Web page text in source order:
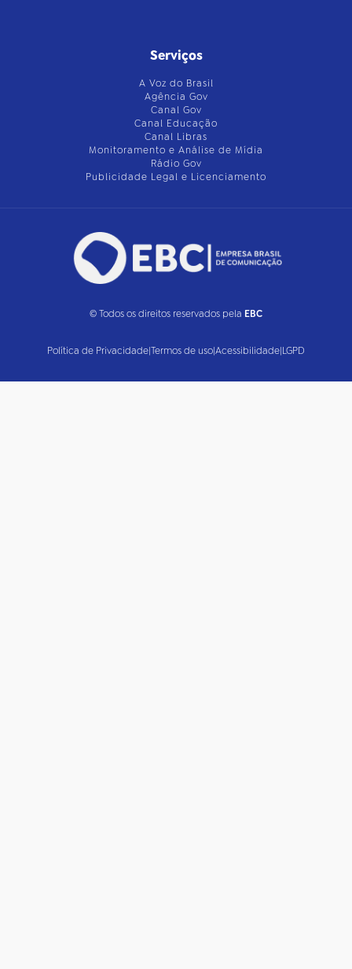
Serviços
A Voz do Brasil
Agência Gov
Canal Gov
Canal Educação
Canal Libras
Monitoramento e Análise de Mídia
Rádio Gov
Publicidade Legal e Licenciamento
© Todos os direitos reservados pela EBC
Política de Privacidade|Termos de uso|Acessibilidade|LGPD